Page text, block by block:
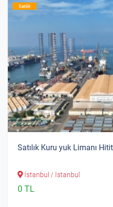
Satılık
Satılık Kuru yuk Limanı
İstanbul / İstanbul
0 TL